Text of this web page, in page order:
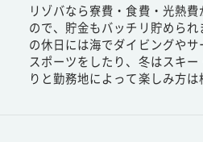
リゾバなら寮費・食費・光熱
ので、貯金もバッチリ貯めら
の休日には海でダイビングや
スポーツをしたり、冬はスキ
りと勤務地によって楽しみ方は